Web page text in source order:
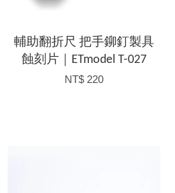
輔助翻折尺 把手鉚釘製具
蝕刻片｜ETmodel T-027
NT$ 220